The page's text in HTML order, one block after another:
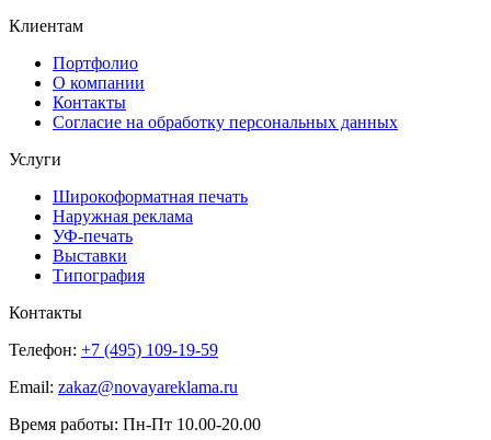
Клиентам
Портфолио
О компании
Контакты
Согласие на обработку персональных данных
Услуги
Широкоформатная печать
Наружная реклама
УФ-печать
Выставки
Типография
Контакты
Телефон: +7 (495) 109-19-59
Email: zakaz@novayareklama.ru
Время работы: Пн-Пт 10.00-20.00